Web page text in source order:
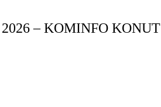
– KOMINFO KONUT